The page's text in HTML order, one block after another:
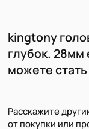
kingtony
глубок.
можете
Расскажите
от покупки или